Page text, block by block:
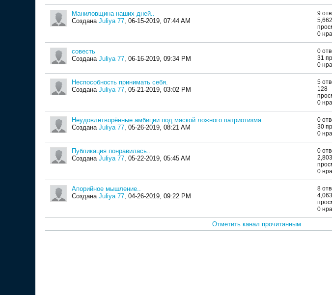
Маниловщина наших дней..
Создана Juliya 77, 06-15-2019, 07:44 AM
9
5,662
0
совесть
Создана Juliya 77, 06-16-2019, 09:34 PM
0
31
0
Неспособность принимать себя.
Создана Juliya 77, 05-21-2019, 03:02 PM
5
128
0
Неудовлетворённые амбиции под маской ложного патриотизма.
Создана Juliya 77, 05-26-2019, 08:21 AM
0
30
0
Публикация понравилась..
Создана Juliya 77, 05-22-2019, 05:45 AM
0
2,803
0
Апорийное мышление..
Создана Juliya 77, 04-26-2019, 09:22 PM
8
4,063
0
Отметить канал прочитанным